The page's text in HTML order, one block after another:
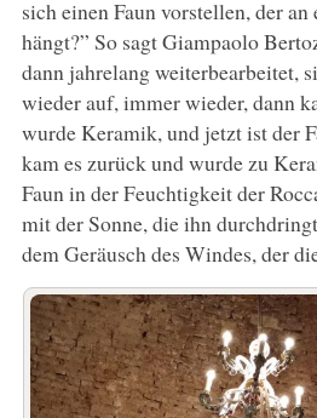
sich einen Faun vorstellen, der
hängt?” So sagt Giampaolo
dann jahrelang weiterbearbeitet,
wieder auf, immer wieder, dann
wurde Keramik, und jetzt ist der
kam es zurück und wurde zu
Faun in der Feuchtigkeit der
mit der Sonne, die ihn
dem Geräusch des Windes, der